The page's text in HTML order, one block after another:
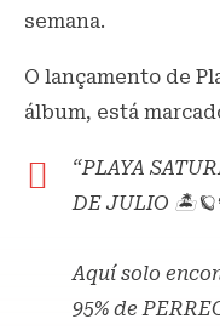
semana.
O lançamento de
álbum, está
“PLAYA
DE JULIO
Aquí solo
95% de